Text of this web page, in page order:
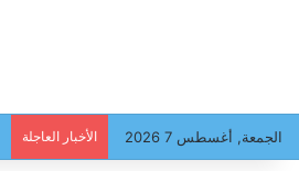
الجمعة, أغسطس 7 2026 الأخبار العاجلة